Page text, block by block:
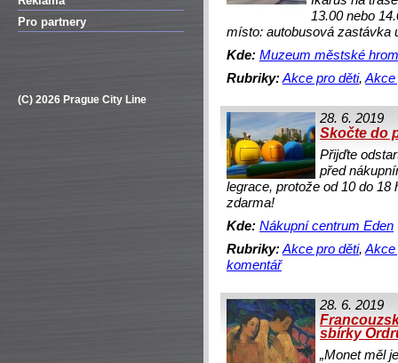
Pro partnery
(C) 2026 Prague City Line
13.00 nebo
místo: autobusová zastávka
Kde: Muzeum městské
Rubriky:Akce pro děti, Akce
28. 6. 2019
Skočte do
Přijďte
před
legrace, protože od 10 do
zdarma!
Kde: Nákupní centrum Eden
Rubriky:Akce pro děti, Akce
komentář
28. 6. 2019
sbírky
„Monet měl